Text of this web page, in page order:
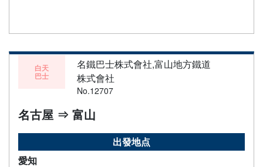
白天
巴士
名鐵巴士株式會社,富山地方鐵道
株式會社
No.12707
名古屋 ⇒ 富山
出發地点
愛知